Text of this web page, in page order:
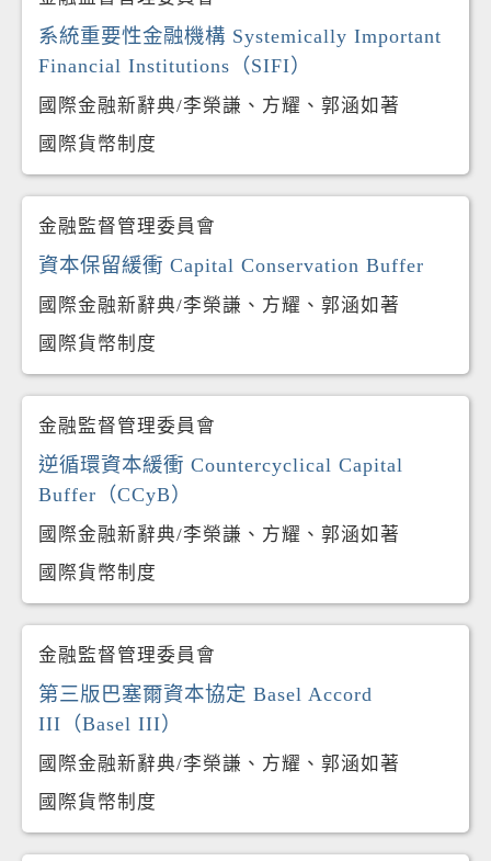
系統重要性金融機構 Systemically Important
Financial Institutions（SIFI）
國際金融新辭典/李榮謙、方耀、郭涵如著
國際貨幣制度
金融監督管理委員會
資本保留緩衝 Capital Conservation Buffer
國際金融新辭典/李榮謙、方耀、郭涵如著
國際貨幣制度
金融監督管理委員會
逆循環資本緩衝 Countercyclical Capital
Buffer（CCyB）
國際金融新辭典/李榮謙、方耀、郭涵如著
國際貨幣制度
金融監督管理委員會
第三版巴塞爾資本協定 Basel Accord
III（Basel III）
國際金融新辭典/李榮謙、方耀、郭涵如著
國際貨幣制度